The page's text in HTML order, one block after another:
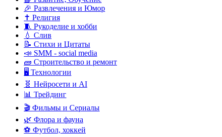
🎉 Развлечения и Юмор
✝️ Религия
🧵 Рукоделие и хобби
💧 Слив
📝 Стихи и Цитаты
📣 SMM - social media
🧱 Строительство и ремонт
🖥️ Технологии
🧬 Нейросети и AI
📊 Трейдинг
🎬 Фильмы и Сериалы
🌿 Флора и фауна
⚽ Футбол, хоккей